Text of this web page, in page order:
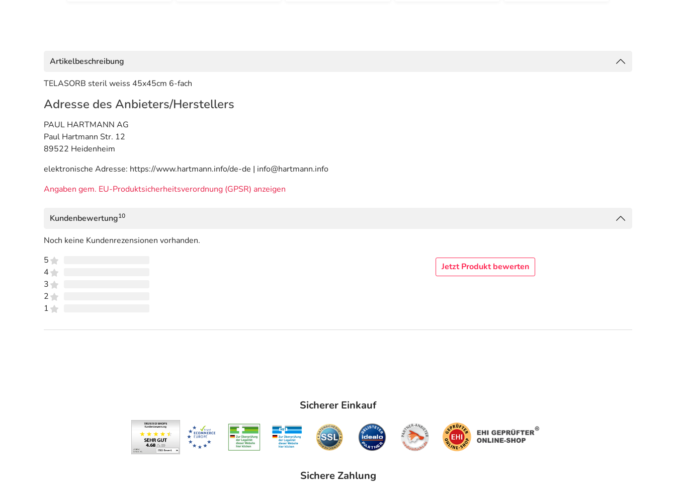
Artikelbeschreibung
TELASORB steril weiss 45x45cm 6-fach
Adresse des Anbieters/Herstellers
PAUL HARTMANN AG
Paul Hartmann Str. 12
89522 Heidenheim
elektronische Adresse: https://www.hartmann.info/de-de | info@hartmann.info
Angaben gem. EU-Produktsicherheitsverordnung (GPSR) anzeigen
Kundenbewertung10
Noch keine Kundenrezensionen vorhanden.
5
4
3
2
1
Jetzt Produkt bewerten
Sicherer Einkauf
Sichere Zahlung